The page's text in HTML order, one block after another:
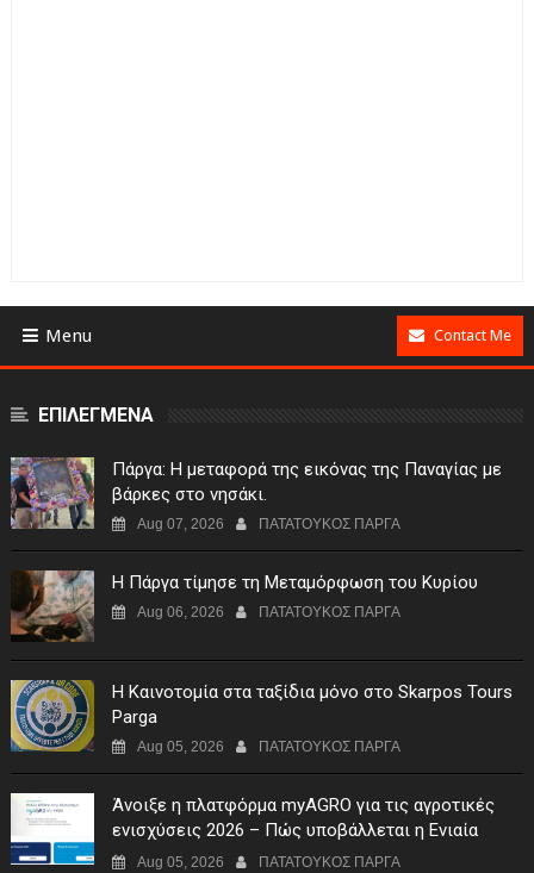
Menu Contact Me
ΕΠΙΛΕΓΜΕΝΑ
Πάργα: Η μεταφορά της εικόνας της Παναγίας με
βάρκες στο νησάκι.
Aug 07, 2026 ΠΑΤΑΤΟΥΚΟΣ ΠΑΡΓΑ
Η Πάργα τίμησε τη Μεταμόρφωση του Κυρίου
Aug 06, 2026 ΠΑΤΑΤΟΥΚΟΣ ΠΑΡΓΑ
Η Καινοτομία στα ταξίδια μόνο στο Skarpos Tours
Parga
Aug 05, 2026 ΠΑΤΑΤΟΥΚΟΣ ΠΑΡΓΑ
Άνοιξε η πλατφόρμα myAGRO για τις αγροτικές
ενισχύσεις 2026 – Πώς υποβάλλεται η Ενιαία
Αίτηση Ενίσχυσης
Aug 05, 2026 ΠΑΤΑΤΟΥΚΟΣ ΠΑΡΓΑ